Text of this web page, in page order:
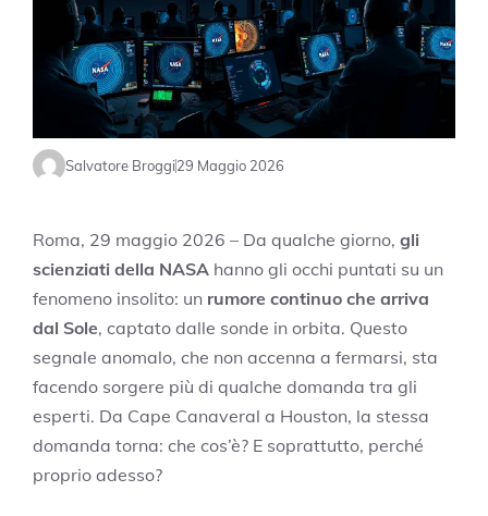
Salvatore Broggi29 Maggio 2026
Roma, 29 maggio 2026 – Da qualche giorno, gli
scienziati della NASA hanno gli occhi puntati su un
fenomeno insolito: un rumore continuo che arriva
dal Sole, captato dalle sonde in orbita. Questo
segnale anomalo, che non accenna a fermarsi, sta
facendo sorgere più di qualche domanda tra gli
esperti. Da Cape Canaveral a Houston, la stessa
domanda torna: che cos’è? E soprattutto, perché
proprio adesso?